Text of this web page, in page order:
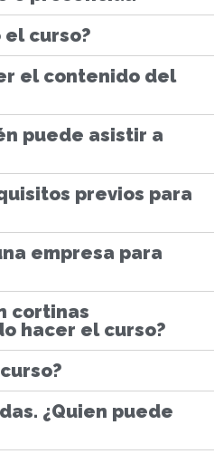
el curso?
el contenido del
puede asistir a
previos para
empresa para
cortinas
hacer el curso?
¿Quien puede